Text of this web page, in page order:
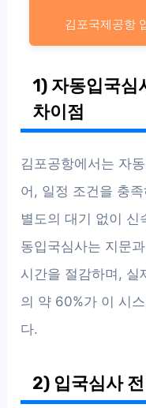
김포국제공항
1) 자동입국심
차이점
김포공항에서는 자
어, 일정 조건을 충
별도의 대기 없이
동입국심사는 지문
시간을 절감하며,
의 약 60%가 이 시
다.
2) 입국심사